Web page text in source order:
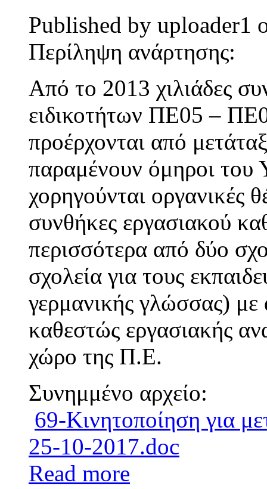
Published by uploader1
Περίληψη ανάρτησης:
Από το 2013 χιλιάδες
ειδικοτήτων ΠΕ05 –
προέρχονται από
παραμένουν όμηροι
χορηγούνται οργανικές
συνθήκες εργασιακού
περισσότερα από δύο
σχολεία για τους
γερμανικής γλώσσας) με
καθεστώς εργασιακής
χώρο της Π.Ε.
Συνημμένο αρχείο:
69-Κινητοποίηση για
25-10-2017.doc
Read more